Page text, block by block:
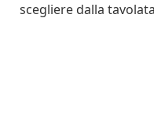
scegliere dalla